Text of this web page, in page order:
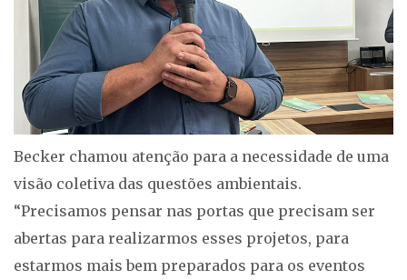
Becker chamou atenção para a necessidade de uma
visão coletiva das questões ambientais.
“Precisamos pensar nas portas que precisam ser
abertas para realizarmos esses projetos, para
estarmos mais bem preparados para os eventos